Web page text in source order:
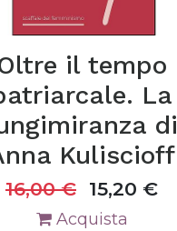
il tempo
La
di
Kuliscioff
16,00€ 15,20 €
Acquista